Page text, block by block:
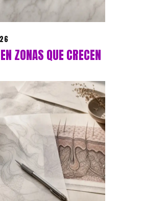
ZONAS QUE CRECEN